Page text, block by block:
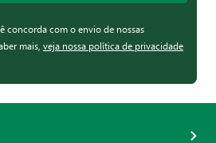
concorda com o envio de nossas
mais, veja nossa política de privacidade